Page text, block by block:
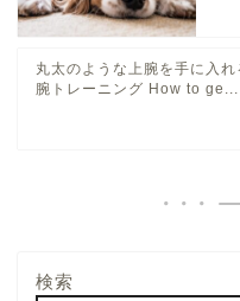
丸太のような上腕を手に入れ
腕トレーニング How to ge...
検索